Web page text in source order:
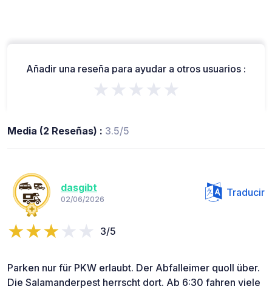
Añadir una reseña para ayudar a otros usuarios :
★★★★★
Media (2 Reseñas) : 3.5/5
dasgibt
02/06/2026
Traducir
3/5
Parken nur für PKW erlaubt. Der Abfalleimer quoll über.
Die Salamanderpest herrscht dort. Ab 6:30 fahren viele